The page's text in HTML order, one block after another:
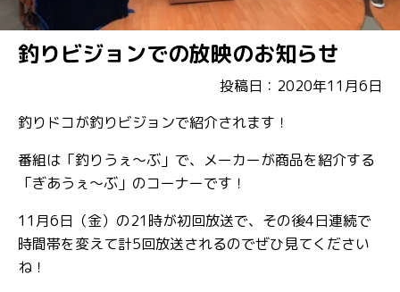
釣りビジョンでの放映のお知らせ
投稿日：2020年11月6日
釣りドコが釣りビジョンで紹介されます！
番組は「釣りうぇ～ぶ」で、メーカーが商品を紹介する
「ぎあうぇ～ぶ」のコーナーです！
11月6日（金）の21時が初回放送で、その後4日連続で
時間帯を変えて計5回放送されるのでぜひ見てください
ね！